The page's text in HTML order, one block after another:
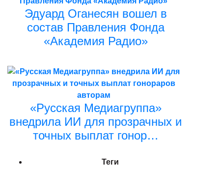
Эдуард Оганесян вошел в
состав Правления Фонда
«Академия Радио»
«Русская Медиагруппа»
внедрила ИИ для прозрачных и
точных выплат гонор…
Теги